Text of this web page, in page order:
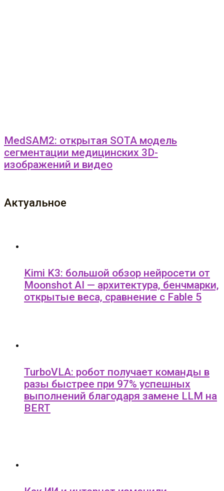
MedSAM2: открытая SOTA модель
сегментации медицинских 3D-
изображений и видео
Актуальное
Kimi K3: большой обзор нейросети от
Moonshot AI — архитектура, бенчмарки,
открытые веса, сравнение с Fable 5
TurboVLA: робот получает команды в
разы быстрее при 97% успешных
выполнений благодаря замене LLM на
BERT